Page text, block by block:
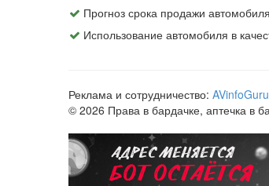
Прогноз срока продажи
Использование автомобиля в
Реклама и сотрудничество:
© 2026 Права в бардачке, аптечка в